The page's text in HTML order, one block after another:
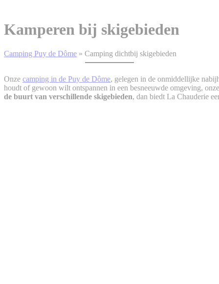
Kamperen bij skigebieden
Camping Puy de Dôme » Camping dichtbij skigebieden
Onze camping in de Puy de Dôme, gelegen in de onmiddellijke
houdt of gewoon wilt ontspannen in een besneeuwde omgeving,
de buurt van verschillende skigebieden, dan biedt La Chauderie